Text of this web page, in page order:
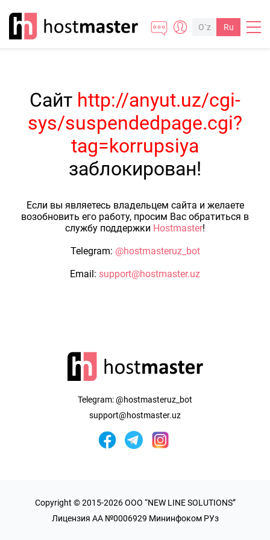
O`z Ru
Сайт http://anyut.uz/cgi-
sys/suspendedpage.cgi?
tag=korrupsiya
заблокирован!
Если вы являетесь владельцем сайта и желаете
возобновить его работу, просим Вас обратиться в
службу поддержки Hostmaster!
Telegram: @hostmasteruz_bot
Email: support@hostmaster.uz
Telegram:@hostmasteruz_bot
support@hostmaster.uz
Copyright © 2015-2026 OOO “NEW LINE SOLUTIONS”
Лицензия AA №0006929 Мининфоком РУз